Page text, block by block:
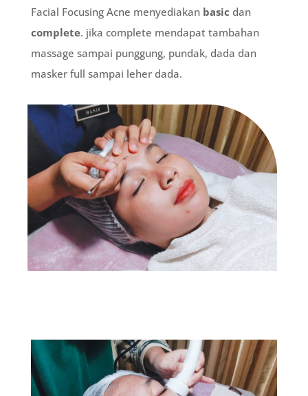
Facial Focusing Acne menyediakan basic dan
complete. jika complete mendapat tambahan
massage sampai punggung, pundak, dada dan
masker full sampai leher dada.